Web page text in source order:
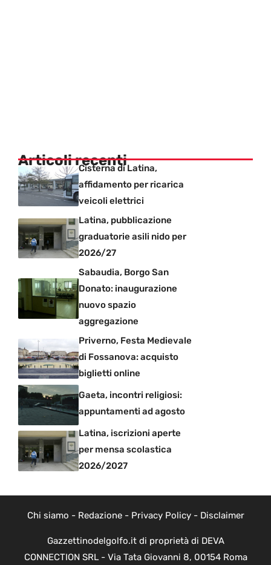
Articoli recenti
Cisterna di Latina,
affidamento per ricarica
veicoli elettrici
Latina, pubblicazione
graduatorie asili nido per
2026/27
Sabaudia, Borgo San
Donato: inaugurazione
nuovo spazio
aggregazione
Priverno, Festa Medievale
di Fossanova: acquisto
biglietti online
Gaeta, incontri religiosi:
appuntamenti ad agosto
Latina, iscrizioni aperte
per mensa scolastica
2026/2027
Chi siamo - Redazione- Privacy Policy- Disclaimer
Gazzettinodelgolfo.it di proprietà di DEVA
CONNECTION SRL - Via Tata Giovanni 8, 00154 Roma